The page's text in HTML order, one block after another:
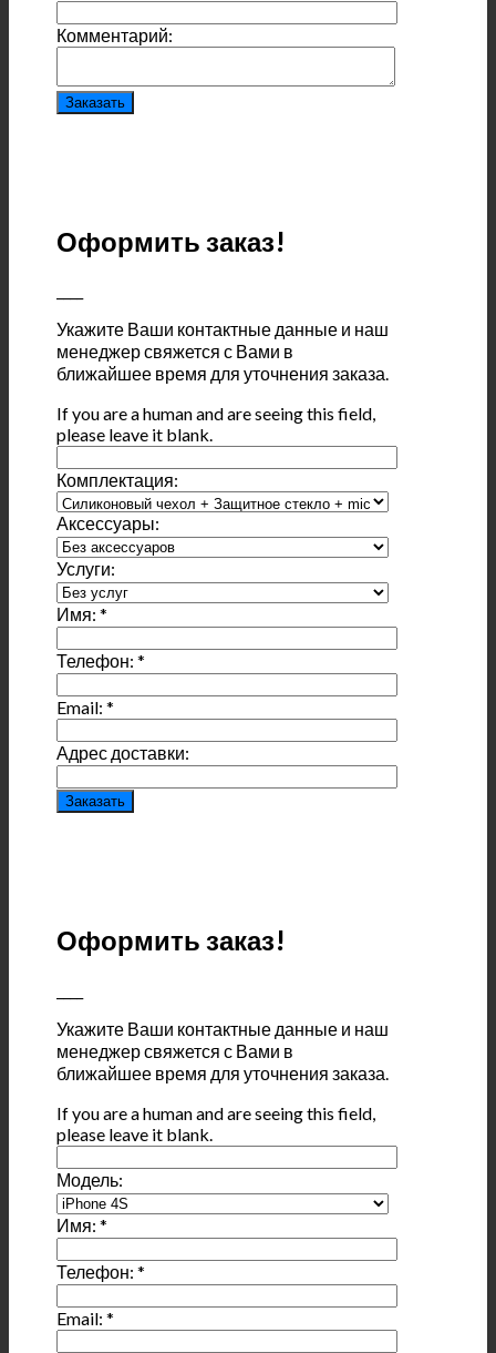
Комментарий:
Оформить заказ!
Укажите Ваши контактные данные и наш
менеджер свяжется с Вами в
ближайшее время для уточнения заказа.
If you are a human and are seeing this field,
please leave it blank.
Комплектация:
Аксессуары:
Услуги:
Имя:*
Телефон:*
Email:*
Адрес доставки:
Оформить заказ!
Укажите Ваши контактные данные и наш
менеджер свяжется с Вами в
ближайшее время для уточнения заказа.
If you are a human and are seeing this field,
please leave it blank.
Модель:
Имя:*
Телефон:*
Email:*